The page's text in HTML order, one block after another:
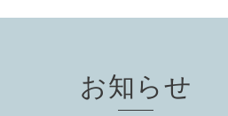
お知らせ